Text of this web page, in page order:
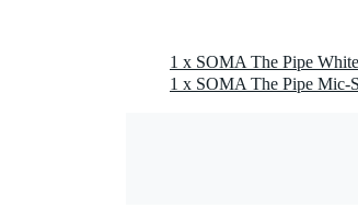
1 x SOMA The Pipe
1 x SOMA The Pipe Mic-